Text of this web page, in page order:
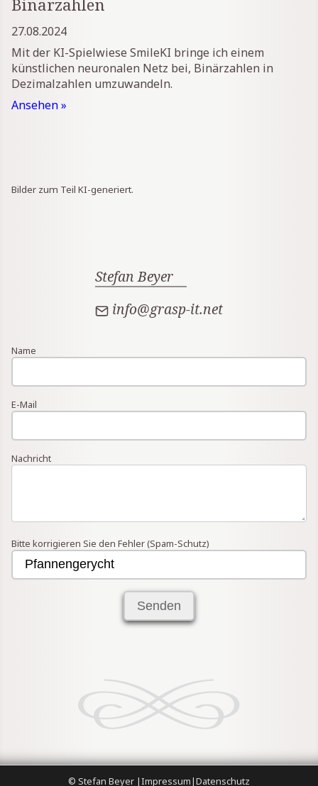
Binärzahlen
27.08.2024
Mit der KI-Spielwiese SmileKI bringe ich einem
künstlichen neuronalen Netz bei, Binärzahlen in
Dezimalzahlen umzuwandeln.
Ansehen »
Bilder zum Teil KI-generiert.
Stefan Beyer
info@grasp-it.net
Name
E-Mail
Nachricht
Bitte korrigieren Sie den Fehler (Spam-Schutz)
© Stefan Beyer |Impressum|Datenschutz